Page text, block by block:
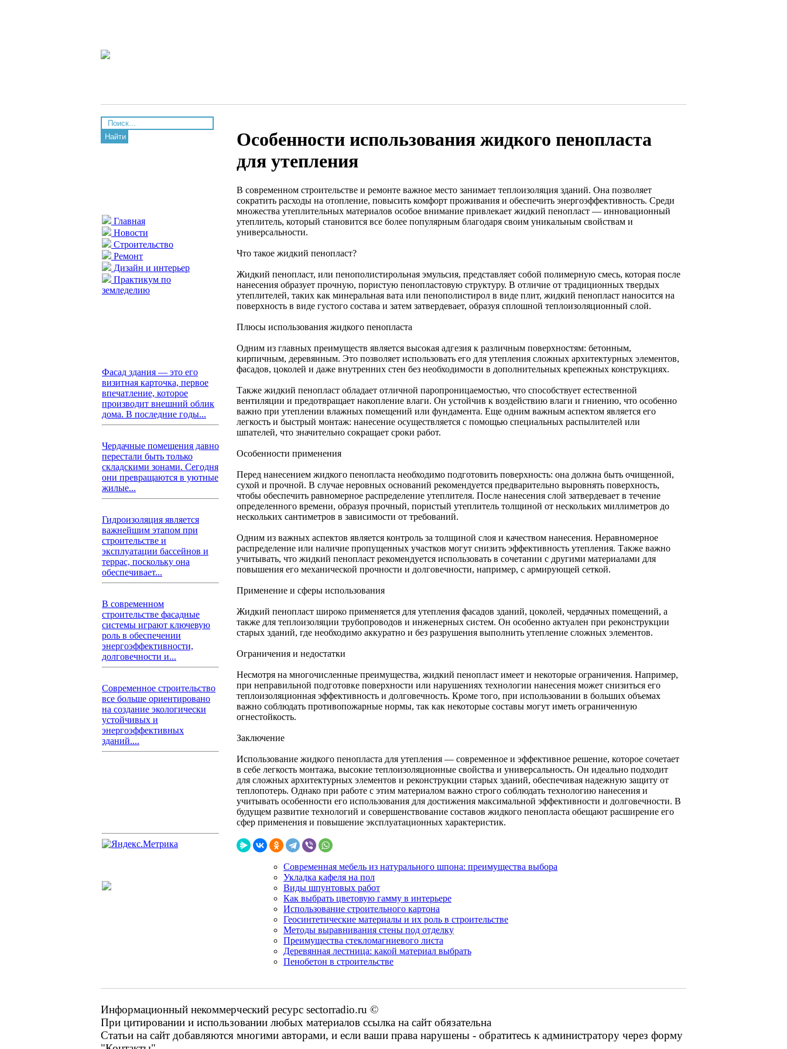
Найти
Главная
Новости
Строительство
Ремонт
Дизайн и интерьер
Практикум по
земледелию
Фасад здания — это его
визитная карточка, первое
впечатление, которое
производит внешний облик
дома. В последние годы...
Чердачные помещения давно
перестали быть только
складскими зонами. Сегодня
они превращаются в уютные
жилые...
Гидроизоляция является
важнейшим этапом при
строительстве и
эксплуатации бассейнов и
террас, поскольку она
обеспечивает...
В современном
строительстве фасадные
системы играют ключевую
роль в обеспечении
энергоэффективности,
долговечности и...
Современное строительство
все больше ориентировано
на создание экологически
устойчивых и
энергоэффективных
зданий....
Особенности использования жидкого пенопласта
для утепления
В современном строительстве и ремонте важное место занимает теплоизоляция зданий. Она позволяет
сократить расходы на отопление, повысить комфорт проживания и обеспечить энергоэффективность. Среди
множества утеплительных материалов особое внимание привлекает жидкий пенопласт — инновационный
утеплитель, который становится все более популярным благодаря своим уникальным свойствам и
универсальности.
Что такое жидкий пенопласт?
Жидкий пенопласт, или пенополистирольная эмульсия, представляет собой полимерную смесь, которая после
нанесения образует прочную, пористую пенопластовую структуру. В отличие от традиционных твердых
утеплителей, таких как минеральная вата или пенополистирол в виде плит, жидкий пенопласт наносится на
поверхность в виде густого состава и затем затвердевает, образуя сплошной теплоизоляционный слой.
Плюсы использования жидкого пенопласта
Одним из главных преимуществ является высокая адгезия к различным поверхностям: бетонным,
кирпичным, деревянным. Это позволяет использовать его для утепления сложных архитектурных элементов,
фасадов, цоколей и даже внутренних стен без необходимости в дополнительных крепежных конструкциях.
Также жидкий пенопласт обладает отличной паропроницаемостью, что способствует естественной
вентиляции и предотвращает накопление влаги. Он устойчив к воздействию влаги и гниению, что особенно
важно при утеплении влажных помещений или фундамента. Еще одним важным аспектом является его
легкость и быстрый монтаж: нанесение осуществляется с помощью специальных распылителей или
шпателей, что значительно сокращает сроки работ.
Особенности применения
Перед нанесением жидкого пенопласта необходимо подготовить поверхность: она должна быть очищенной,
сухой и прочной. В случае неровных оснований рекомендуется предварительно выровнять поверхность,
чтобы обеспечить равномерное распределение утеплителя. После нанесения слой затвердевает в течение
определенного времени, образуя прочный, пористый утеплитель толщиной от нескольких миллиметров до
нескольких сантиметров в зависимости от требований.
Одним из важных аспектов является контроль за толщиной слоя и качеством нанесения. Неравномерное
распределение или наличие пропущенных участков могут снизить эффективность утепления. Также важно
учитывать, что жидкий пенопласт рекомендуется использовать в сочетании с другими материалами для
повышения его механической прочности и долговечности, например, с армирующей сеткой.
Применение и сферы использования
Жидкий пенопласт широко применяется для утепления фасадов зданий, цоколей, чердачных помещений, а
также для теплоизоляции трубопроводов и инженерных систем. Он особенно актуален при реконструкции
старых зданий, где необходимо аккуратно и без разрушения выполнить утепление сложных элементов.
Ограничения и недостатки
Несмотря на многочисленные преимущества, жидкий пенопласт имеет и некоторые ограничения. Например,
при неправильной подготовке поверхности или нарушениях технологии нанесения может снизиться его
теплоизоляционная эффективность и долговечность. Кроме того, при использовании в больших объемах
важно соблюдать противопожарные нормы, так как некоторые составы могут иметь ограниченную
огнестойкость.
Заключение
Использование жидкого пенопласта для утепления — современное и эффективное решение, которое сочетает
в себе легкость монтажа, высокие теплоизоляционные свойства и универсальность. Он идеально подходит
для сложных архитектурных элементов и реконструкции старых зданий, обеспечивая надежную защиту от
теплопотерь. Однако при работе с этим материалом важно строго соблюдать технологию нанесения и
учитывать особенности его использования для достижения максимальной эффективности и долговечности. В
будущем развитие технологий и совершенствование составов жидкого пенопласта обещают расширение его
сфер применения и повышение эксплуатационных характеристик.
Современная мебель из натурального шпона: преимущества выбора
Укладка кафеля на пол
Виды шпунтовых работ
Как выбрать цветовую гамму в интерьере
Использование строительного картона
Геосинтетические материалы и их роль в строительстве
Методы выравнивания стены под отделку
Преимущества стекломагниевого листа
Деревянная лестница: какой материал выбрать
Пенобетон в строительстве
Информационный некоммерческий ресурс sectorradio.ru ©
При цитировании и использовании любых материалов ссылка на сайт обязательна
Статьи на сайт добавляются многими авторами, и если ваши права нарушены - обратитесь к администратору через форму